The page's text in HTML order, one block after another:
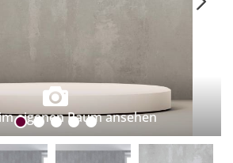
eigenen Raum ansehen